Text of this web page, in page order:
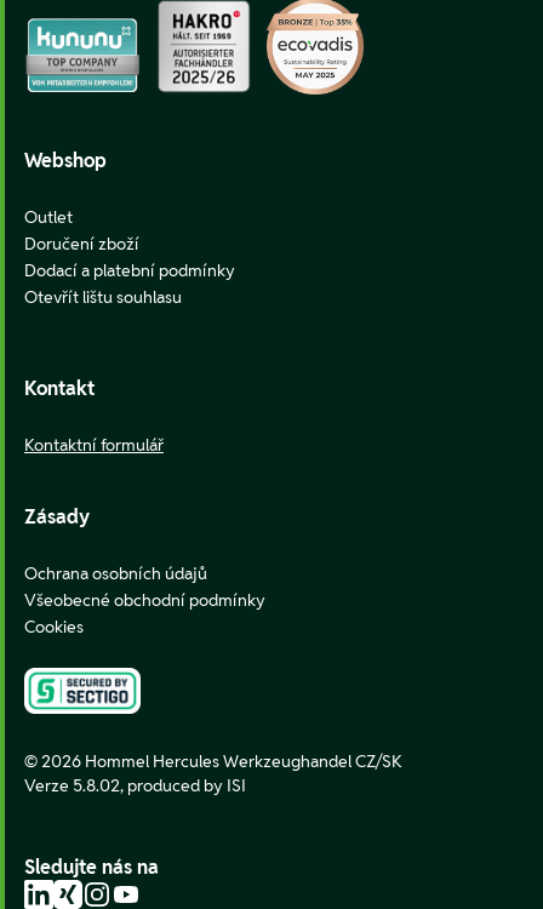
Webshop
Outlet
Doručení zboží
Dodací a platební podmínky
Otevřít lištu souhlasu
Kontakt
Kontaktní formulář
Zásady
Ochrana osobních údajů
Všeobecné obchodní podmínky
Cookies
© 2026 Hommel Hercules Werkzeughandel CZ/SK
Verze 5.8.02, produced by ISI
Sledujte nás na